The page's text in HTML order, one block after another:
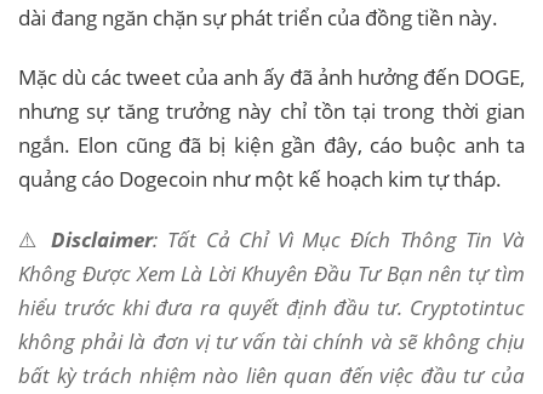
dài đang ngăn chặn sự phát triển của đồng tiền này.
Mặc dù các tweet của anh ấy đã ảnh hưởng đến DOGE,
nhưng sự tăng trưởng này chỉ tồn tại trong thời gian
ngắn. Elon cũng đã bị kiện gần đây, cáo buộc anh ta
quảng cáo Dogecoin như một kế hoạch kim tự tháp.
⚠️Disclaimer: Tất Cả Chỉ Vì Mục Đích Thông Tin Và
Không Được Xem Là Lời Khuyên Đầu Tư Bạn nên tự tìm
hiểu trước khi đưa ra quyết định đầu tư. Cryptotintuc
không phải là đơn vị tư vấn tài chính và sẽ không chịu
bất kỳ trách nhiệm nào liên quan đến việc đầu tư của